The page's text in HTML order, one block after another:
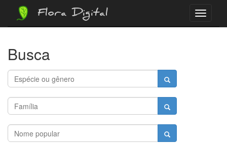
Menu
Flora Digital
Busca